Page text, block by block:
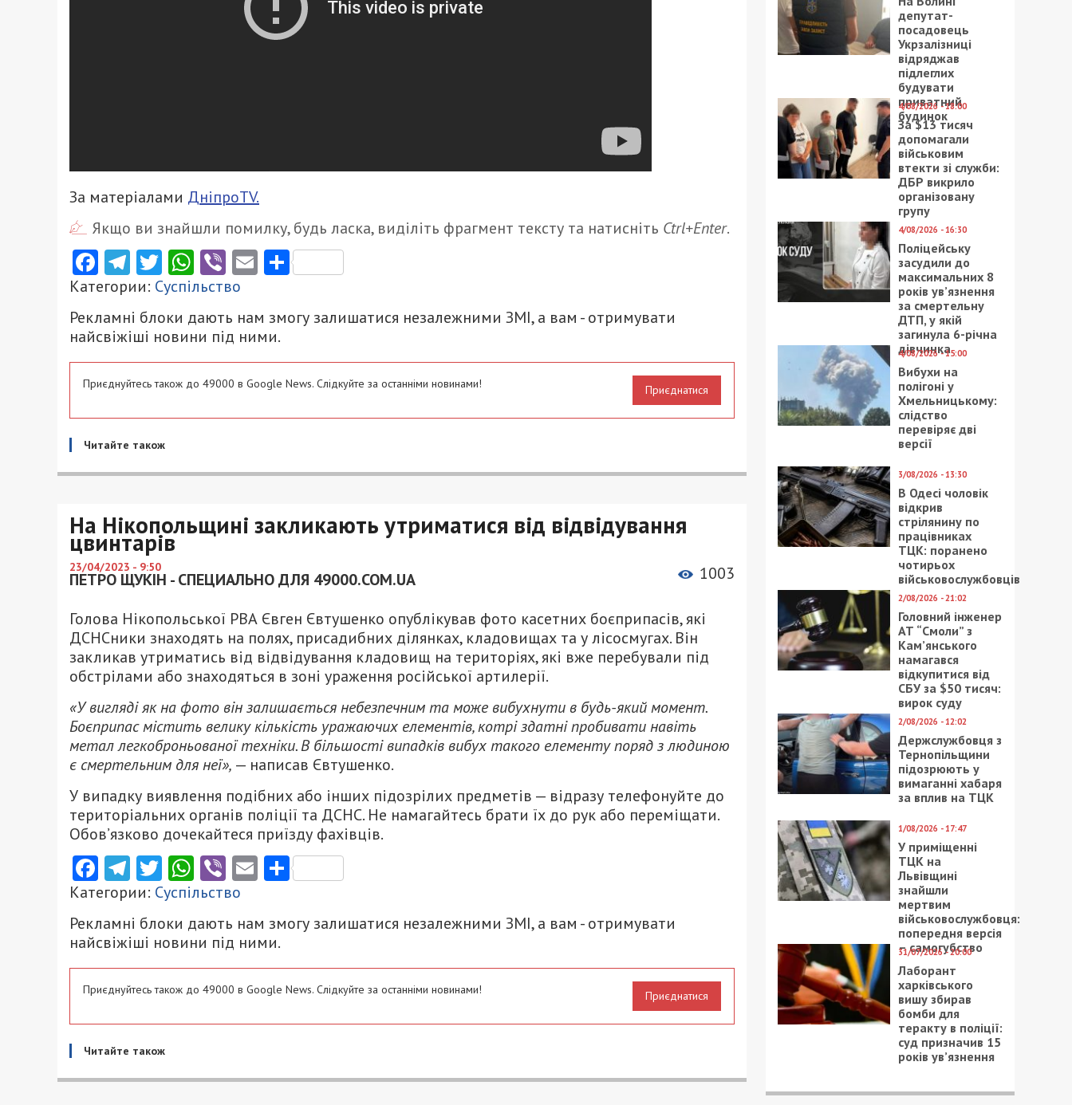
За матеріалами ДніпроTV.
Якщо ви знайшли помилку, будь ласка, виділіть фрагмент тексту та натисніть Ctrl+Enter.
Facebook
Telegram
Twitter
WhatsApp
ViberEmailПоділитися
Категории: Суспільство
Рекламні блоки дають нам змогу залишатися незалежними ЗМІ, а вам - отримувати
найсвіжіші новини під ними.
Приєднуйтесь також до 49000 в Google News. Слідкуйте за останніми новинами! Приєднатися
Читайте також
На Нікопольщині закликають утриматися від відвідування
цвинтарів
23/04/2023 - 9:50
ПЕТРО ЩУКІН - СПЕЦИАЛЬНО ДЛЯ 49000.COM.UA 1003
Голова Нікопольської РВА Євген Євтушенко опублікував фото касетних боєприпасів, які
ДСНСники знаходять на полях, присадибних ділянках, кладовищах та у лісосмугах. Він
закликав утриматись від відвідування кладовищ на територіях, які вже перебували під
обстрілами або знаходяться в зоні ураження російської артилерії.
«У вигляді як на фото він залишається небезпечним та може вибухнути в будь-який момент.
Боєприпас містить велику кількість уражаючих елементів, котрі здатні пробивати навіть
метал легкоброньованої техніки. В більшості випадків вибух такого елементу поряд з людиною
є смертельним для неї», — написав Євтушенко.
У випадку виявлення подібних або інших підозрілих предметів — відразу телефонуйте до
територіальних органів поліції та ДСНС. Не намагайтесь брати їх до рук або переміщати.
Обов’язково дочекайтеся приїзду фахівців.
Facebook
Telegram
Twitter
WhatsApp
ViberEmailПоділитися
Категории: Суспільство
Рекламні блоки дають нам змогу залишатися незалежними ЗМІ, а вам - отримувати
найсвіжіші новини під ними.
Приєднуйтесь також до 49000 в Google News. Слідкуйте за останніми новинами! Приєднатися
Читайте також
депутат-
посадовець
Укрзалізниці
відряджав
підлеглих
будувати
приватний
будинок
4/08/2026 - 18:00
За $13 тисяч
допомагали
військовим
втекти зі служби:
ДБР викрило
організовану
групу
4/08/2026 - 16:30
Поліцейську
засудили до
максимальних 8
років ув’язнення
за смертельну
ДТП, у якій
загинула 6-річна
дівчинка
4/08/2026 - 15:00
Вибухи на
полігоні у
Хмельницькому:
слідство
перевіряє дві
версії
3/08/2026 - 13:30
В Одесі чоловік
відкрив
стрілянину по
працівниках
ТЦК: поранено
чотирьох
військовослужбовців
2/08/2026 - 21:02
Головний інженер
АТ “Смоли” з
Кам’янського
намагався
відкупитися від
СБУ за $50 тисяч:
вирок суду
2/08/2026 - 12:02
Держслужбовця з
Тернопільщини
підозрюють у
вимаганні хабаря
за вплив на ТЦК
1/08/2026 - 17:47
У приміщенні
ТЦК на
Львівщині
знайшли
мертвим
військовослужбовця:
попередня версія
– самогубство
31/07/2026 - 20:00
Лаборант
харківського
вишу збирав
бомби для
теракту в поліції:
суд призначив 15
років ув’язнення